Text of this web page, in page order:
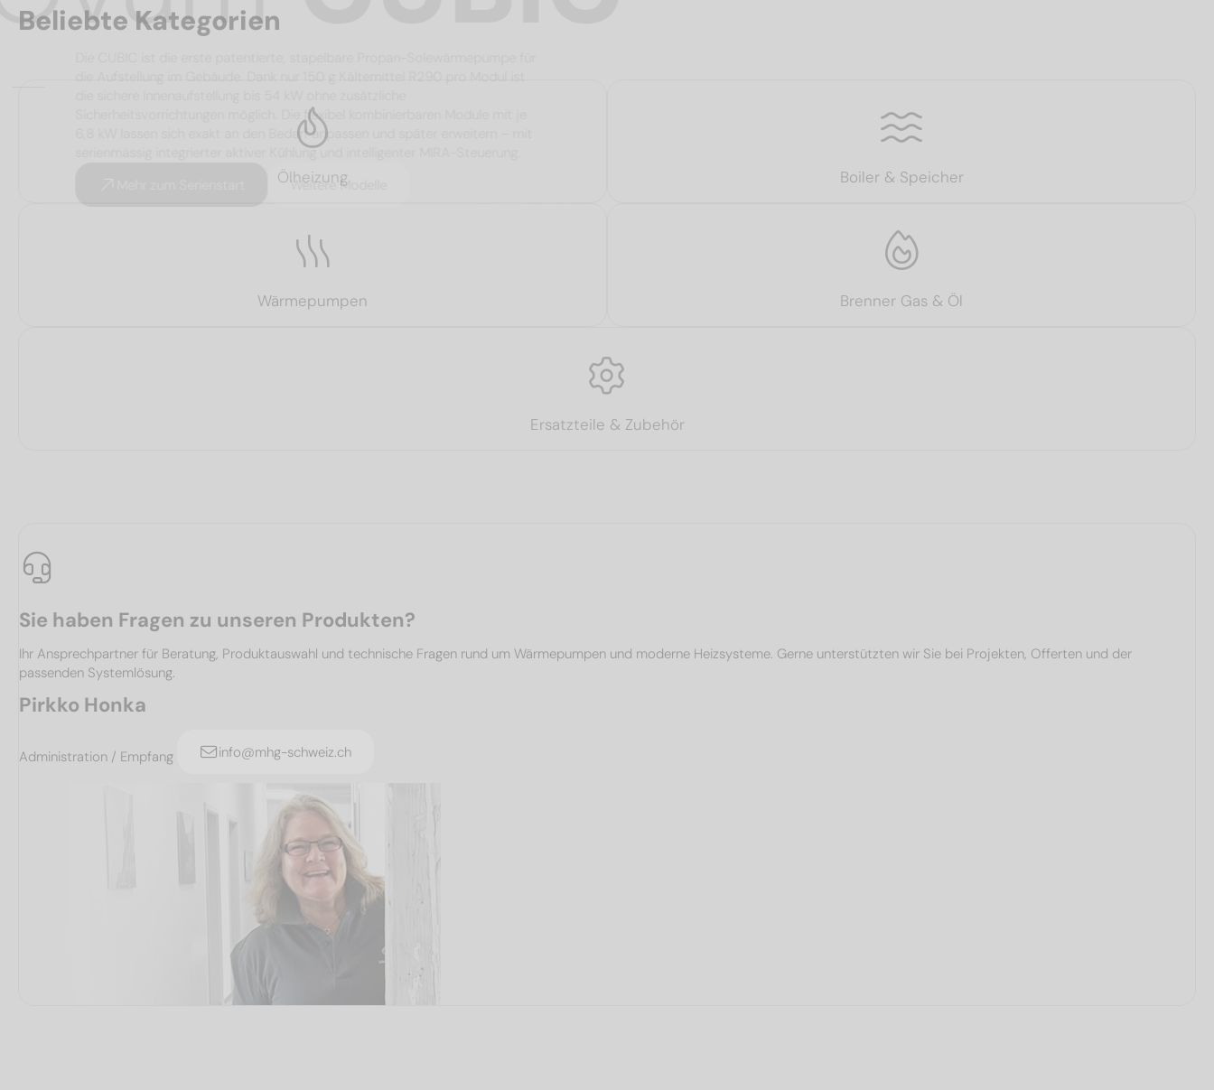
Sicherheitsvorrichtungen möglich. Die flexibel kombinierbaren Module mit je
6,8 kW lassen sich exakt an den Bedarf anpassen und später erweitern – mit
serienmässig integrierter aktiver Kühlung und intelligenter MIRA-Steuerung.
Weitere Modelle
Beliebte Kategorien
Ölheizung Boiler & Speicher
Wärmepumpen Brenner Gas & Öl
Ersatzteile & Zubehör
Sie haben Fragen zu unseren Produkten?
Ihr Ansprechpartner für Beratung, Produktauswahl und technische Fragen rund um Wärmepumpen und moderne Heizsysteme. Gerne unterstützten wir Sie bei Projekten, Offerten und der
passenden Systemlösung.
Pirkko Honka
Administration / Empfang info@mhg-schweiz.ch